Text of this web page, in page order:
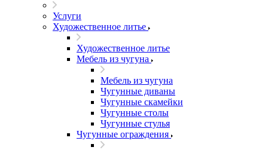
Услуги
Художественное литье
Художественное литье
Мебель из чугуна
Мебель из чугуна
Чугунные диваны
Чугунные скамейки
Чугунные столы
Чугунные стулья
Чугунные ограждения